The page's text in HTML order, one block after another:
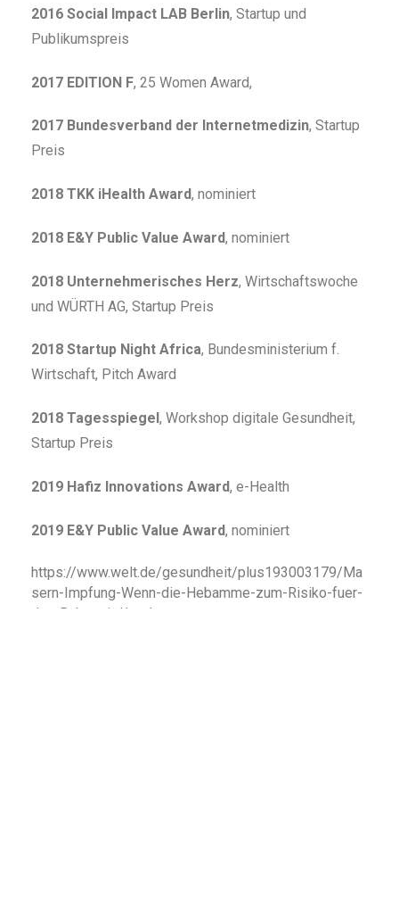
2016 Social Impact LAB Berlin, Startup und
Publikumspreis
2017 EDITION F, 25 Women Award,
2017 Bundesverband der Internetmedizin, Startup
Preis
2018 TKK iHealth Award, nominiert
2018 E&Y Public Value Award, nominiert
2018 Unternehmerisches Herz, Wirtschaftswoche
und WÜRTH AG, Startup Preis
2018 Startup Night Africa, Bundesministerium f.
Wirtschaft, Pitch Award
2018 Tagesspiegel , Workshop digitale Gesundheit,
Startup Preis
2019 Hafiz Innovations Award, e-Health
2019 E&Y Public Value Award, nominiert
https://www.welt.de/gesundheit/plus193003179/Ma
sern-Impfung-Wenn-die-Hebamme-zum-Risiko-fuer-
das-Baby-wird.html